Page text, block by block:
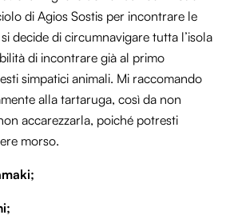
di Agios Sostis per incontrare le
decide di circumnavigare tutta l’isola
di incontrare già al primo
simpatici animali. Mi raccomando
alla tartaruga, così da non
accarezzarla, poiché potresti
morso.